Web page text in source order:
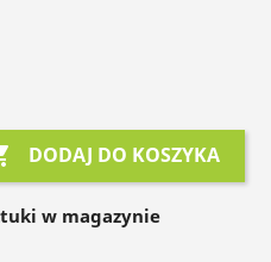
DODAJ DO KOSZYKA
w magazynie